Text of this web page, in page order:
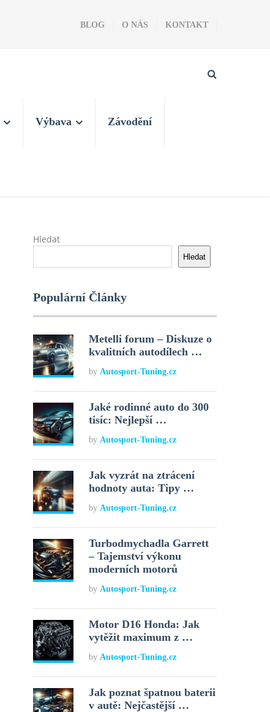
BLOG O NÁS KONTAKT
Výbava Závodění
Hledat
Hledat
Populární Články
Metelli forum – Diskuze o
kvalitních autodílech …
byAutosport-Tuning.cz
Jaké rodinné auto do 300
tisíc: Nejlepší …
byAutosport-Tuning.cz
Jak vyzrát na ztrácení
hodnoty auta: Tipy …
byAutosport-Tuning.cz
Turbodmychadla Garrett
– Tajemství výkonu
moderních motorů
byAutosport-Tuning.cz
Motor D16 Honda: Jak
vytěžit maximum z …
byAutosport-Tuning.cz
Jak poznat špatnou baterii
v autě: Nejčastější …